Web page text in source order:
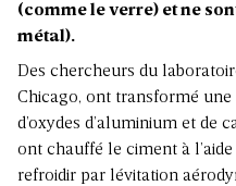
(comme le verre) et ne
métal).
Des chercheurs du
Chicago, ont transformé
d’oxydes d’aluminium et de
ont chauffé le ciment à
refroidir par lévitation